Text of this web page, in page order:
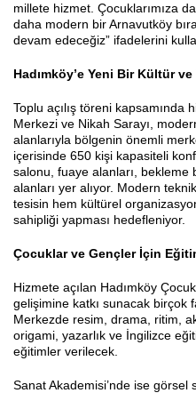
millete hizmet. Çocuklarımıza
daha modern bir Arnavutköy
devam edeceğiz” ifadelerini
Hadımköy’e Yeni Bir Kültür
Toplu açılış töreni kapsamında
Merkezi ve Nikah Sarayı,
alanlarıyla bölgenin önemli
içerisinde 650 kişi kapasiteli
salonu, fuaye alanları, bekleme
alanları yer alıyor. Modern
tesisin hem kültürel
sahipliği yapması hedefleniyor.
Çocuklar ve Gençler İçin
Hizmete açılan Hadımköy
gelişimine katkı sunacak birçok
Merkezde resim, drama, ritim,
origami, yazarlık ve İngilizce
eğitimler verilecek.
Sanat Akademisi’nde ise görsel